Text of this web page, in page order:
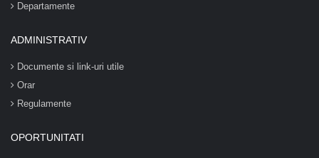
Departamente
ADMINISTRATIV
Documente si link-uri utile
Orar
Regulamente
OPORTUNITATI